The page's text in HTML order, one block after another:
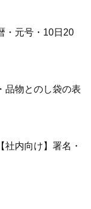
・元号・10日20
品物とのし袋の表
社内向け】署名・